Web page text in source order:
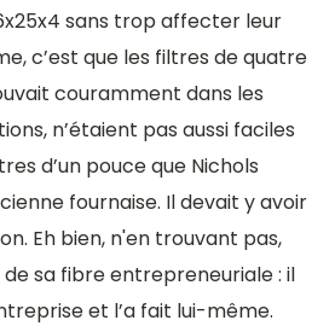
sans trop affecter leur
c’est que les filtres de quatre
couramment dans les
n’étaient pas aussi faciles
d’un pouce que Nichols
fournaise. Il devait y avoir
Eh bien, n'en trouvant pas,
de sa fibre entrepreneuriale : il
et l’a fait lui-même.